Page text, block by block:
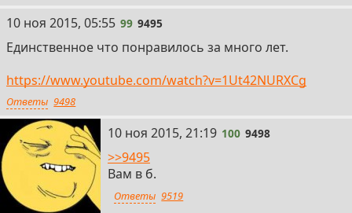
99
10 ноя 2015, 05:55 99 9495
Единственное что понравилось за много лет.
https://www.youtube.com/watch?v=1Ut42NURXCg
Ответы 9498
100
10 ноя 2015, 21:19 100 9498
>>9495
Вам в б.
Ответы 9519